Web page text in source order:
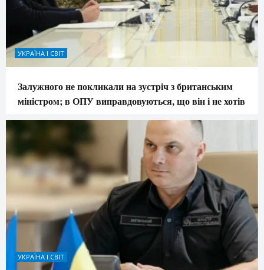
УКРАЇНА І СВІТ
Залужного не покликали на зустріч з британським
міністром; в ОПУ виправдовуються, що він і не хотів
УКРАЇНА І СВІТ